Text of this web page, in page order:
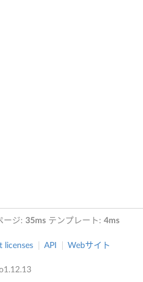
ージ: 35ms テンプレート: 4ms
licenses API Webサイト